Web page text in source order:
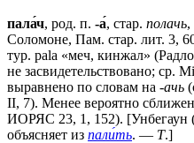
пала́ч, род. п. -а́, стар. полачь,
Соломоне, Пам. стар. лит. 3,
тур. раlа «меч, кинжал»
не засвидетельствовано; ср.
выравнено по словам на -ачь
II, 7). Менее вероятно
ИОРЯС 23, 1, 152). [Унбегаун
объясняет из пали́ть. — Т.]